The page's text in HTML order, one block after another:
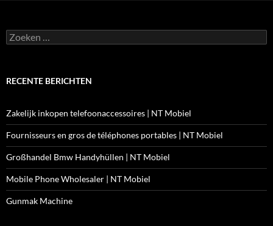
Zoeken
naar:
RECENTE BERICHTEN
Zakelijk inkopen telefoonaccessoires | NT Mobiel
Fournisseurs en gros de téléphones portables | NT Mobiel
Großhandel Bmw Handyhüllen | NT Mobiel
Mobile Phone Wholesaler | NT Mobiel
Gunmak Machine